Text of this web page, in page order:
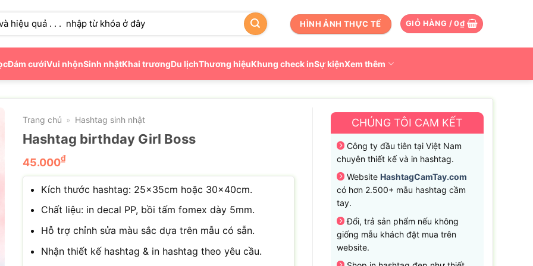
HÌNH ẢNH THỰC TẾ GIỎ HÀNG /0₫
Đám cướiVui nhộnSinh nhậtKhai trươngDu lịchThương hiệuKhung check inSự kiệnXem thêm
Trang chủ » Hashtag sinh nhật
Hashtag birthday Girl Boss
45.000₫
Kích thước hashtag: 25x35cm hoặc 30x40cm.
Chất liệu: in decal PP, bồi tấm fomex dày 5mm.
Hỗ trợ chỉnh sửa màu sắc dựa trên mẫu có sẵn.
Nhận thiết kế hashtag & in hashtag theo yêu cầu.
CHÚNG TÔI CAM KẾT
Công ty đầu tiên tại Việt Nam
chuyên thiết kế và in hashtag.
Website HashtagCamTay.com
có hơn 2.500+ mẫu hashtag cầm
tay.
Đổi, trả sản phẩm nếu không
giống mẫu khách đặt mua trên
website.